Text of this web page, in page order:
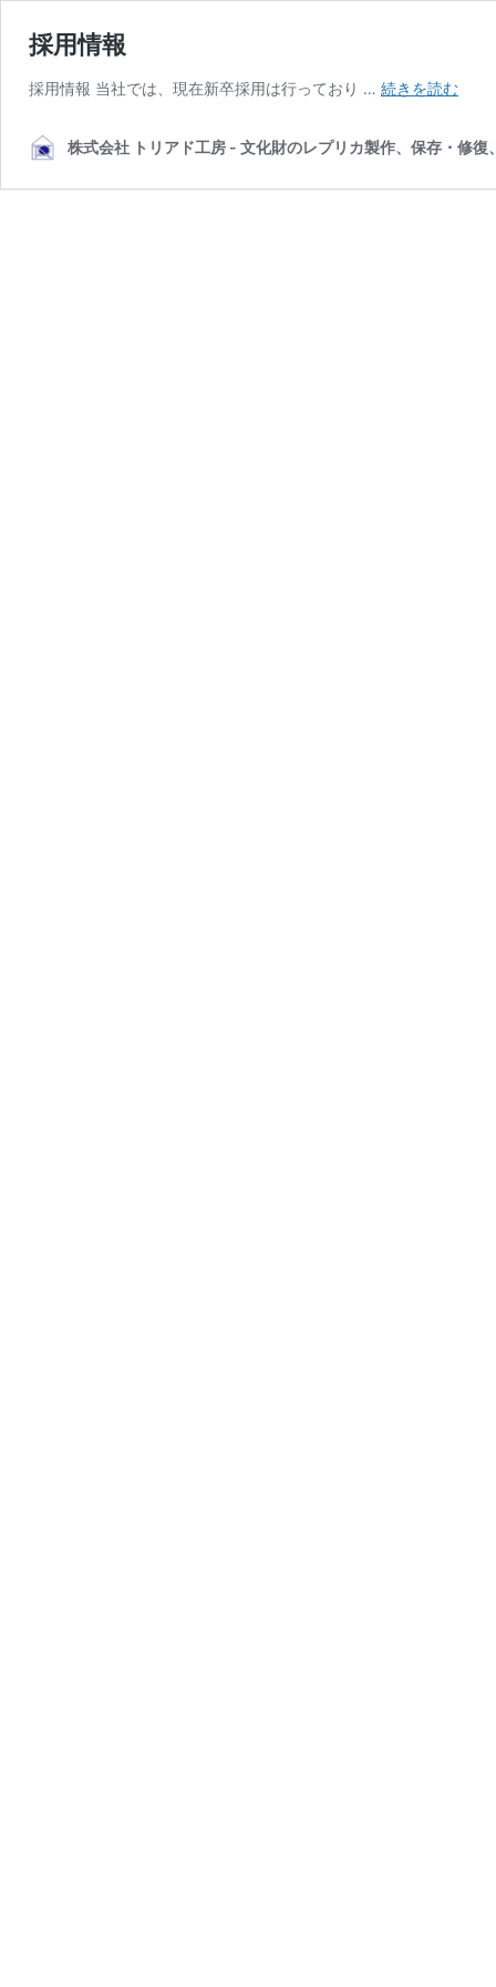
採用情報
採用情報 当社では、現在新卒採用は行っており … 続きを読む採
報
株式会社 トリアド工房 - 文化財のレプリカ製作、保存・修復